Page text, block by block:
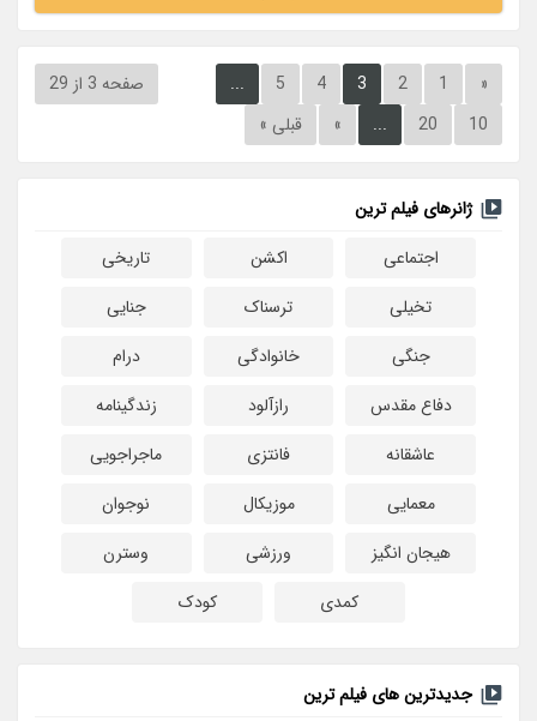
صفحه 3 از 29 «
1
2
3
4
5
...
10
20
...
» قبلی »
ژانرهای فیلم ترین
اجتماعی
اکشن
تاریخی
تخیلی
ترسناک
جنایی
جنگی
خانوادگی
درام
دفاع مقدس
رازآلود
زندگینامه
عاشقانه
فانتزی
ماجراجویی
معمایی
موزیکال
نوجوان
هیجان انگیز
ورزشی
وسترن
کمدی
کودک
جدیدترین های فیلم ترین